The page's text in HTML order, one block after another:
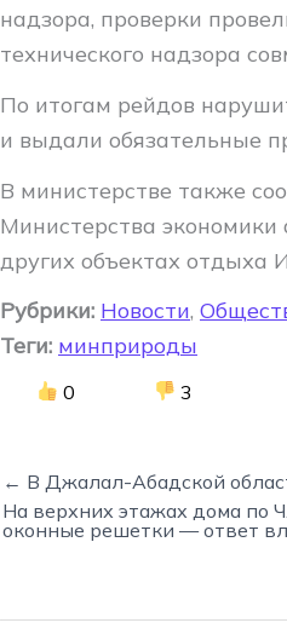
надзора, проверки
технического надзора
По итогам рейдов
и выдали обязательные
В министерстве также
Министерства
других объектах отдыха
Рубрики: Новости,
Теги: минприроды
0 3
← В Джалал-Абадской
На верхних этажах дома по
оконные решетки — ответ